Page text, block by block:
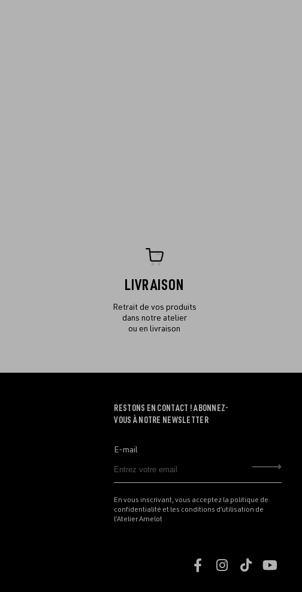
LIVRAISON
Retrait de vos produits
dans notre atelier
ou en livraison
RESTONS EN CONTACT ! ABONNEZ-
VOUS À NOTRE NEWSLETTER
E-mail
En vous inscrivant, vous acceptez la politique de
confidentialité et les conditions d’utilisation de
l’Atelier Amelot
Retrouvez
Retrouvez